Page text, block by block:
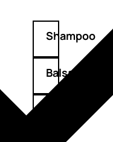
Shampoo
Balsamo